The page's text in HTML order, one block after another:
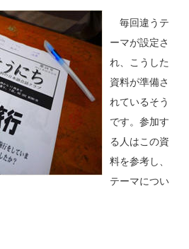
毎回違うテ
ーマが設定さ
れ、こうした
資料が準備さ
れているそう
です。参加す
る人はこの資
料を参考し、
テーマについ